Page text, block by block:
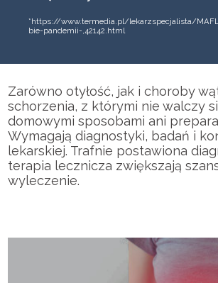
Strona główna
Styl życia
Choroby wątroby
Sprawdź wątrobę
Porady specjalistów
*https://www.termedia.pl/lekarzspecjalista/
bie-pandemii-,42142.html
Zarówno otyłość, jak i choroby
schorzenia, z którymi nie walczy
domowymi sposobami ani
Wymagają diagnostyki, badań i
lekarskiej. Trafnie postawiona
terapia lecznicza zwiększają
wyleczenie.